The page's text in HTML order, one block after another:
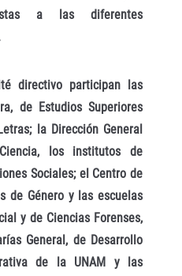
a las diferentes
directivo participan las
de Estudios Superiores
la Dirección General
los institutos de
Sociales; el Centro de
de Género y las escuelas
y de Ciencias Forenses,
General, de Desarrollo
de la UNAM y las